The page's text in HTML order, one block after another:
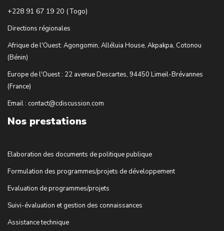
+228 91 67 19 20 (Togo)
Directions régionales
Afrique de l'Ouest: Agongomin, Alléluia House, Akpakpa, Cotonou
(Bénin)
Europe de l'Ouest : 22 avenue Descartes, 94450 Limeil-Brévannes
(France)
Email : contact@cdiscussion.com
Nos prestations
Elaboration des documents de politique publique
Formulation des programmes/projets de développement
Evaluation de programmes/projets
Suivi-évaluation et gestion des connaissances
Assistance technique